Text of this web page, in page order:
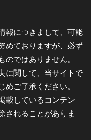
報につきまして、可能
めておりますが、必ず
のではありません。
に関して、当サイトで
めご了承ください。
載しているコンテン
されることがありま